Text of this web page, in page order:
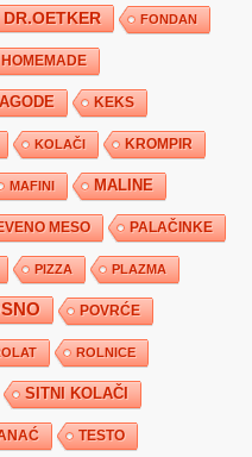
DR.OETKER FONDAN
HOMEMADE
KEKS
KOLAČI KROMPIR
MAFINI MALINE
MESO PALAČINKE
PIZZA PLAZMA
POVRĆE
ROLNICE
SITNI KOLAČI
TESTO